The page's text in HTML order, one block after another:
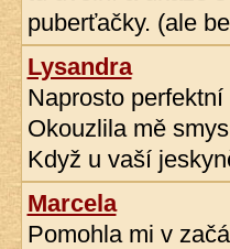
puberťačky. (ale
Lysandra
Naprosto
Okouzlila mě
Když u vaší
Marcela
Pomohla mi v